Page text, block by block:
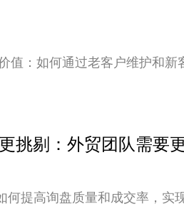
值：如何通过老客户维护和新
挑剔：外贸团队需要
何提高询盘质量和成交率，实